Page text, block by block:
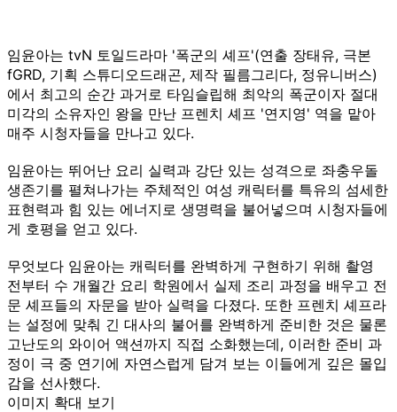
임윤아는 tvN 토일드라마 '폭군의 셰프'(연출 장태유, 극본
fGRD, 기획 스튜디오드래곤, 제작 필름그리다, 정유니버스)
에서 최고의 순간 과거로 타임슬립해 최악의 폭군이자 절대
미각의 소유자인 왕을 만난 프렌치 셰프 '연지영' 역을 맡아
매주 시청자들을 만나고 있다.
임윤아는 뛰어난 요리 실력과 강단 있는 성격으로 좌충우돌
생존기를 펼쳐나가는 주체적인 여성 캐릭터를 특유의 섬세한
표현력과 힘 있는 에너지로 생명력을 불어넣으며 시청자들에
게 호평을 얻고 있다.
무엇보다 임윤아는 캐릭터를 완벽하게 구현하기 위해 촬영
전부터 수 개월간 요리 학원에서 실제 조리 과정을 배우고 전
문 셰프들의 자문을 받아 실력을 다졌다. 또한 프렌치 셰프라
는 설정에 맞춰 긴 대사의 불어를 완벽하게 준비한 것은 물론
고난도의 와이어 액션까지 직접 소화했는데, 이러한 준비 과
정이 극 중 연기에 자연스럽게 담겨 보는 이들에게 깊은 몰입
감을 선사했다.
이미지 확대 보기